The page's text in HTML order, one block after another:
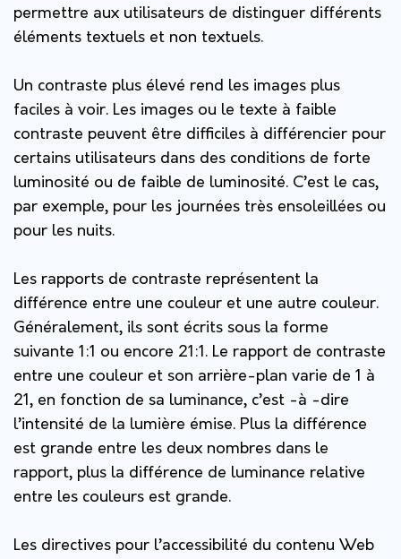
permettre aux utilisateurs de distinguer différents
éléments textuels et non textuels.
Un contraste plus élevé rend les images plus
faciles à voir. Les images ou le texte à faible
contraste peuvent être difficiles à différencier pour
certains utilisateurs dans des conditions de forte
luminosité ou de faible de luminosité. C’est le cas,
par exemple, pour les journées très ensoleillées ou
pour les nuits.
Les rapports de contraste représentent la
différence entre une couleur et une autre couleur.
Généralement, ils sont écrits sous la forme
suivante 1:1 ou encore 21:1. Le rapport de contraste
entre une couleur et son arrière-plan varie de 1 à
21, en fonction de sa luminance, c’est -à -dire
l’intensité de la lumière émise. Plus la différence
est grande entre les deux nombres dans le
rapport, plus la différence de luminance relative
entre les couleurs est grande.
Les directives pour l’accessibilité du contenu Web